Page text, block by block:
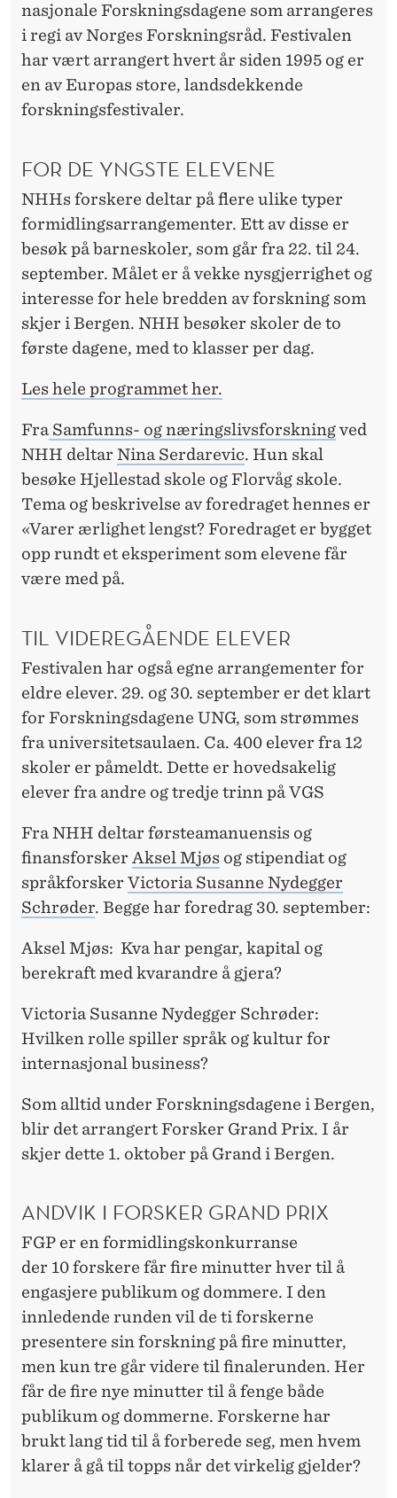
nasjonale Forskningsdagene som arrangeres
i regi av Norges Forskningsråd. Festivalen
har vært arrangert hvert år siden 1995 og er
en av Europas store, landsdekkende
forskningsfestivaler.
FOR DE YNGSTE ELEVENE
NHHs forskere deltar på flere ulike typer
formidlingsarrangementer. Ett av disse er
besøk på barneskoler, som går fra 22. til 24.
september. Målet er å vekke nysgjerrighet og
interesse for hele bredden av forskning som
skjer i Bergen. NHH besøker skoler de to
første dagene, med to klasser per dag.
Les hele programmet her.
Fra Samfunns- og næringslivsforskningved
NHH deltar Nina Serdarevic. Hun skal
besøke Hjellestad skole og Florvåg skole.
Tema og beskrivelse av foredraget hennes er
«Varer ærlighet lengst? Foredraget er bygget
opp rundt et eksperiment som elevene får
være med på.
TIL VIDEREGÅENDE ELEVER
Festivalen har også egne arrangementer for
eldre elever. 29. og 30. september er det klart
for Forskningsdagene UNG, som strømmes
fra universitetsaulaen. Ca. 400 elever fra 12
skoler er påmeldt. Dette er hovedsakelig
elever fra andre og tredje trinn på VGS
Fra NHH deltar førsteamanuensis og
finansforsker Aksel Mjøs og stipendiat og
språkforsker Victoria Susanne Nydegger
Schrøder. Begge har foredrag 30. september:
Aksel Mjøs: Kva har pengar, kapital og
berekraft med kvarandre å gjera?
Victoria Susanne Nydegger Schrøder:
Hvilken rolle spiller språk og kultur for
internasjonal business?
Som alltid under Forskningsdagene i Bergen,
blir det arrangert Forsker Grand Prix. I år
skjer dette 1. oktober på Grand i Bergen.
ANDVIK I FORSKER GRAND PRIX
FGP er en formidlingskonkurranse
der 10 forskere får fire minutter hver til å
engasjere publikum og dommere. I den
innledende runden vil de ti forskerne
presentere sin forskning på fire minutter,
men kun tre går videre til finalerunden. Her
får de fire nye minutter til å fenge både
publikum og dommerne. Forskerne har
brukt lang tid til å forberede seg, men hvem
klarer å gå til topps når det virkelig gjelder?